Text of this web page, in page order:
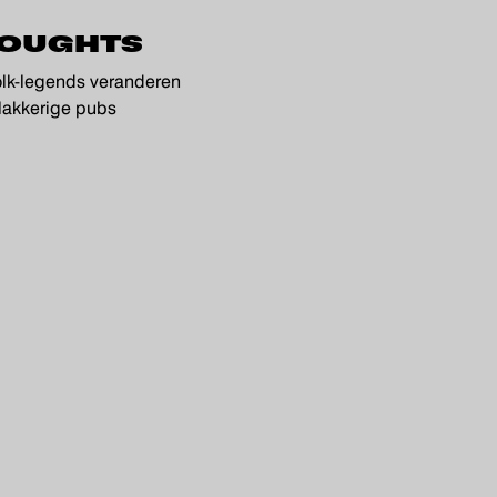
legends veranderen
pubs